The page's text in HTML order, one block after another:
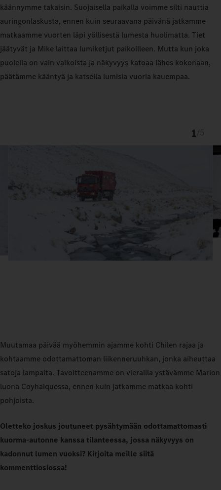
käännymme takaisin. Suojaisella paikalla voimme silti nauttia
auringonlaskusta, ennen kuin seuraavana päivänä jatkamme
matkaamme vuorten läpi yöllisestä lumesta huolimatta. Tiet
jäätyvät ja Mike laittaa lumiketjut paikoilleen. Mutta kun joka
puolella on vain valkoista ja näkyvyys katoaa lähes kokonaan,
päätämme kääntyä ja katsella lumisia vuoria kauempaa.
1
Muutamaa päivää myöhemmin ajamme kohti Chilen rajaa ja
kohtaamme odottamattoman liikenneruuhkan, jonka aiheuttaa
satoja lampaita. Tavoitteenamme on vierailla ystävämme Marion
luona Coyhaiquessa, ennen kuin jatkamme matkaa kohti
pohjoista.
Oletteko joskus joutuneet pysähtymään odottamattomasti
kuorma-autonne kanssa tilanteessa, jossa näkyvyys on
kadonnut lumen vuoksi? Kirjoita meille siitä
kommenttiosiossa!